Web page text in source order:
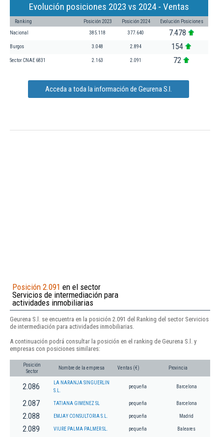
Evolución posiciones 2023 vs 2024 - Ventas
Ranking Posición 2023 Posición 2024 Evolución Posiciones
Nacional 385.118 377.640 7.478
Burgos 3.048 2.894 154
Sector CNAE 6831 2.163 2.091 72
Acceda a toda la información de Geurena S.l.
Posición 2.091 en el sector
Servicios de intermediación para
actividades inmobiliarias
Geurena S.l. se encuentra en la posición 2.091 del Ranking del sector Servicios
de intermediación para actividades inmobiliarias.
A continuación podrá consultar la posición en el ranking de Geurena S.l. y
empresas con posiciones similares:
Posición
Sector
Nombre de la empresa Ventas (€) Provincia
2.086
LA NARANJA SINGUERLIN
S.L.
pequeña Barcelona
2.087 TATIANA GIMENEZ SL pequeña Barcelona
2.088 EMJAY CONSULTORIA S.L. pequeña Madrid
2.089 VIURE PALMA PALMER SL. pequeña Baleares